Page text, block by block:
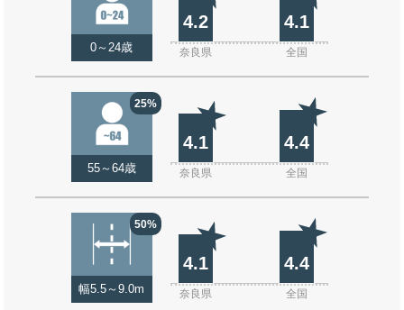
0～24歳
4.2 4.1
奈良県 全国
25%
55～64歳
4.1 4.4
奈良県 全国
50%
幅5.5～9.0m
4.1 4.4
奈良県 全国